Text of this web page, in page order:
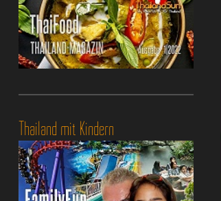
Thailand mit Kindern